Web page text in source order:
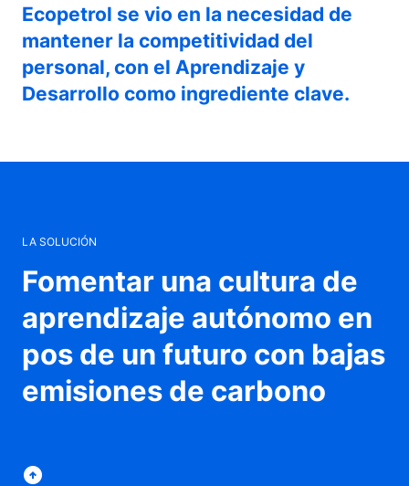
Ecopetrol se vio en la necesidad de
mantener la competitividad del
personal, con el Aprendizaje y
Desarrollo como ingrediente clave.
LA SOLUCIÓN
Fomentar una cultura de
aprendizaje autónomo en
pos de un futuro con bajas
emisiones de carbono